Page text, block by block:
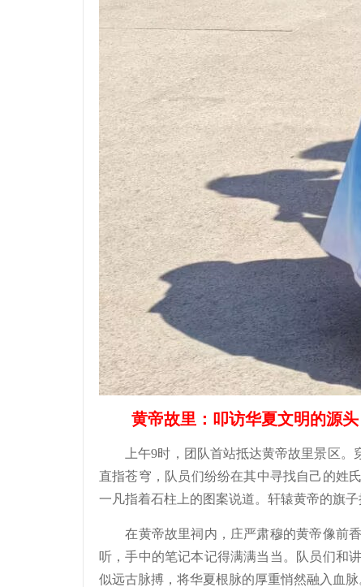
黄帝故里：叩访华夏文明的源头
上午9时，团队首站抵达黄帝故里景区。穿
直指苍穹，队员们纷纷在其中寻找自己的姓
一凡指着石柱上的图案说道。轩辕黄帝的旗
在黄帝故里祠内，庄严肃穆的黄帝像前香
听，手中的笔记本记得满满当当。队员们和
似远古脉搏，将华夏根脉的厚重悄然融入血脉